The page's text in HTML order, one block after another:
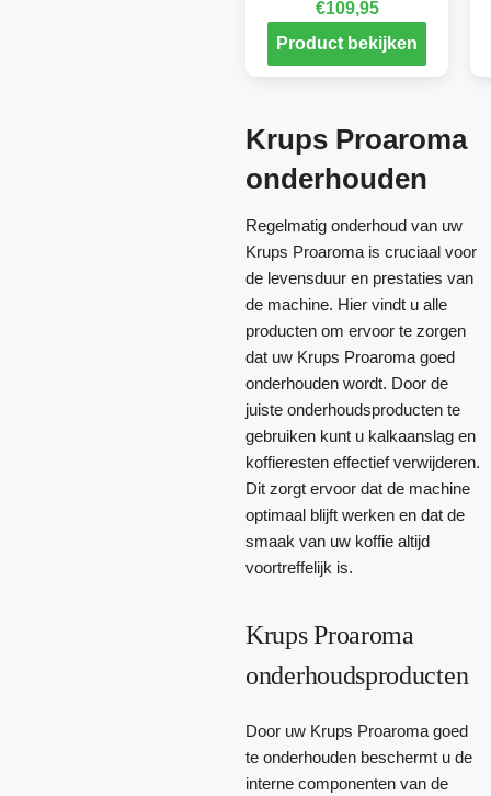
€109,95
Product bekijken
Krups Proaroma
onderhouden
Regelmatig onderhoud van uw
Krups Proaroma is cruciaal voor
de levensduur en prestaties van
de machine. Hier vindt u alle
producten om ervoor te zorgen
dat uw Krups Proaroma goed
onderhouden wordt. Door de
juiste onderhoudsproducten te
gebruiken kunt u kalkaanslag en
koffieresten effectief verwijderen.
Dit zorgt ervoor dat de machine
optimaal blijft werken en dat de
smaak van uw koffie altijd
voortreffelijk is.
Krups Proaroma
onderhoudsproducten
Door uw Krups Proaroma goed
te onderhouden beschermt u de
interne componenten van de